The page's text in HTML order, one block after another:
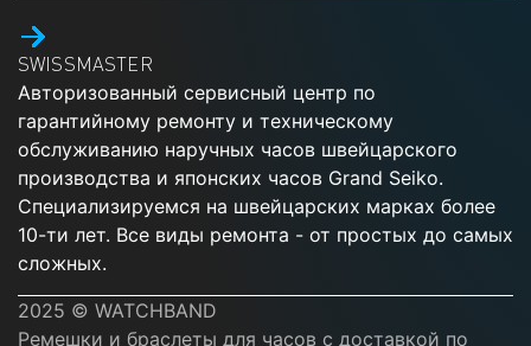
SWISSMASTER
Авторизованный сервисный центр по
гарантийному ремонту и техническому
обслуживанию наручных часов швейцарского
производства и японских часов Grand Seiko.
Специализируемся на швейцарских марках более
10-ти лет. Все виды ремонта - от простых до самых
сложных.
2025 © WATCHBAND
Ремешки и браслеты для часов с доставкой по